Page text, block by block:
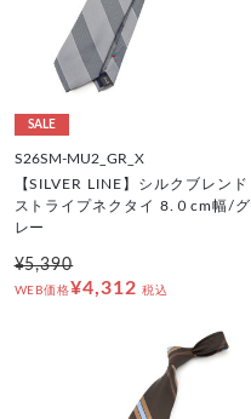
SALE
S26SM-MU2_GR_X
【SILVER LINE】シルクブレンド
ストライプネクタイ 8.０cm幅/グ
レー
¥5,390
WEB価格¥4,312 税込